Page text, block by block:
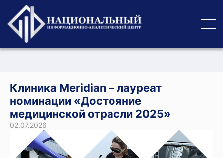
Клиника Meridian – лауреат
номинации «Достояние
медицинской отрасли 2025»
02.07.2026